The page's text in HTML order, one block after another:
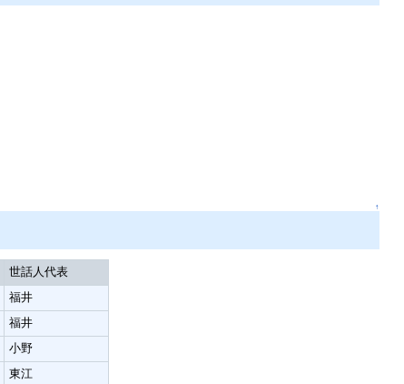
↑
世話人代表
福井
福井
小野
東江